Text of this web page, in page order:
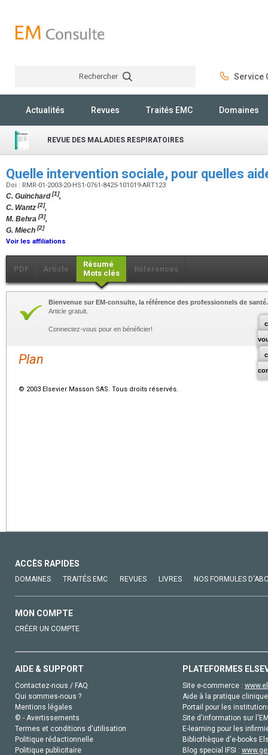
Rechercher Service
Actualités Revues Traités EMC Domaines
REVUE DES MALADIES RESPIRATOIRES
Quelle intervention sociale, pour quelles
Doi : RMR-01-2003-20-HS1-0761-8425-101019-ART123
C. Guinchard[1],
C. Wantz [2],
M. Behra [3],
G. Miech [2]
Voir les affiliations
PDF Article
Résumé
Mots clés
Références
Bienvenue sur EM-consulte, la référence des professionnels de santé.
Article gratuit.
Connectez-vous pour en bénéficier!
Plan
© 2003 Elsevier Masson SAS. Tous droits réservés.
ACCÈS RAPIDES
DOMAINES TRAITÉS EMC REVUES LIVRES NOS FORMULES
MON COMPTE
CRÉER UN COMPTE
AIDE & SUPPORT
Contactez-nous / FAQ
Qui sommes-nous ?
Mentions légales
© - Avertissements
Termes et conditions d'utilisation
Politique rédactionnelle
Politique publicitaire
PLATEFORMES
Site e-commerce :
Aide à la pratique
Portail pour les
Site d'information sur
E-learning pour les
Bibliothèque d'e-books
Blog special IFSI :